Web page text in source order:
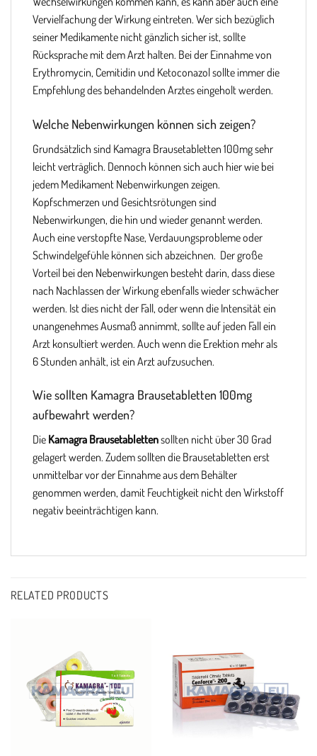
Vervielfachung der Wirkung eintreten. Wer sich bezüglich
seiner Medikamente nicht gänzlich sicher ist, sollte
Rücksprache mit dem Arzt halten. Bei der Einnahme von
Erythromycin, Cemitidin und Ketoconazol sollte immer die
Empfehlung des behandelnden Arztes eingeholt werden.
Welche Nebenwirkungen können sich zeigen?
Grundsätzlich sind Kamagra Brausetabletten 100mg sehr
leicht verträglich. Dennoch können sich auch hier wie bei
jedem Medikament Nebenwirkungen zeigen.
Kopfschmerzen und Gesichtsrötungen sind
Nebenwirkungen, die hin und wieder genannt werden.
Auch eine verstopfte Nase, Verdauungsprobleme oder
Schwindelgefühle können sich abzeichnen. Der große
Vorteil bei den Nebenwirkungen besteht darin, dass diese
nach Nachlassen der Wirkung ebenfalls wieder schwächer
werden. Ist dies nicht der Fall, oder wenn die Intensität ein
unangenehmes Ausmaß annimmt, sollte auf jeden Fall ein
Arzt konsultiert werden. Auch wenn die Erektion mehr als
6 Stunden anhält, ist ein Arzt aufzusuchen.
Wie sollten Kamagra Brausetabletten 100mg
aufbewahrt werden?
Die Kamagra Brausetablettensollten nicht über 30 Grad
gelagert werden. Zudem sollten die Brausetabletten erst
unmittelbar vor der Einnahme aus dem Behälter
genommen werden, damit Feuchtigkeit nicht den Wirkstoff
negativ beeinträchtigen kann.
RELATED PRODUCTS